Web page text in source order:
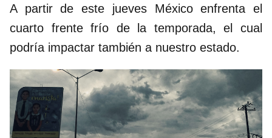
A partir de este jueves México enfrenta el
cuarto frente frío de la temporada, el cual
podría impactar también a nuestro estado.